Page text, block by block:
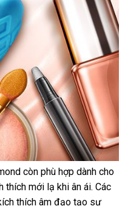
còn phù hợp dành cho
thích mới lạ khi ân áilấy
hàng
. Các
thích âm đạo tạo sự